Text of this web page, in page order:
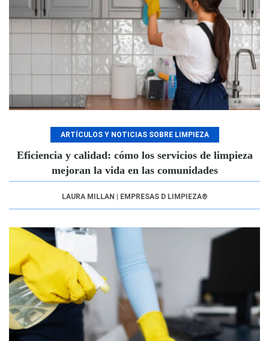
ARTÍCULOS Y NOTICIAS SOBRE LIMPIEZA
Eficiencia y calidad: cómo los servicios de limpieza
mejoran la vida en las comunidades
LAURA MILLAN | EMPRESAS D LIMPIEZA®